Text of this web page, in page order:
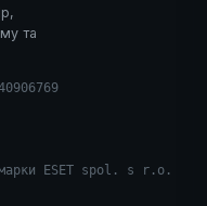
та
марки ESET spol. s r.o.